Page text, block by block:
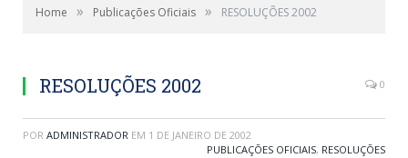
Home » Publicações Oficiais » RESOLUÇÕES 2002
RESOLUÇÕES 2002 0
POR ADMINISTRADOR EM 1 DE JANEIRO DE 2002
PUBLICAÇÕES OFICIAIS, RESOLUÇÕES